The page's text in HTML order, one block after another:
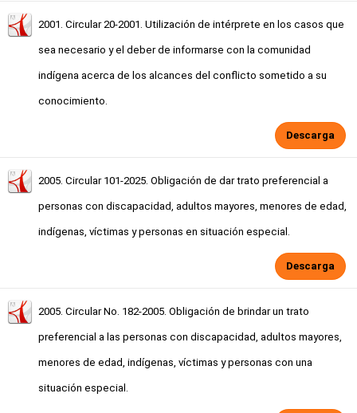
2001. Circular 20-2001. Utilización de intérprete en los casos que
sea necesario y el deber de informarse con la comunidad
indígena acerca de los alcances del conflicto sometido a su
conocimiento.
Descarga
2005. Circular 101-2025. Obligación de dar trato preferencial a
personas con discapacidad, adultos mayores, menores de edad,
indígenas, víctimas y personas en situación especial.
Descarga
2005. Circular No. 182-2005. Obligación de brindar un trato
preferencial a las personas con discapacidad, adultos mayores,
menores de edad, indígenas, víctimas y personas con una
situación especial.